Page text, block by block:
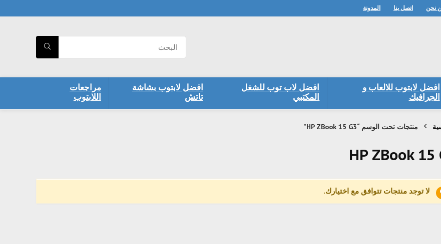
نحن اتصل بنا المدونة
افضل لابتوب للالعاب و
الجرافيك
افضل لاب توب للشغل
المكتبي
افضل لابتوب بشاشة
تاتش
مراجعات
اللابتوب
منتجات تحت الوسم “HP ZBook 15 G3”
HP ZBook 15
لا توجد منتجات تتوافق مع اختيارك.